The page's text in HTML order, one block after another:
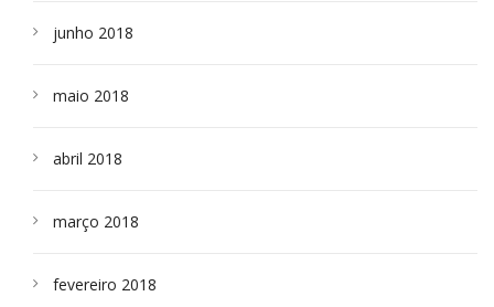
junho 2018
maio 2018
abril 2018
março 2018
fevereiro 2018